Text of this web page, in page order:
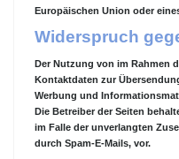
Europäischen Union oder
Widerspruch
Der Nutzung von im Rahmen
Kontaktdaten zur
Werbung und
Die Betreiber der Seiten
im Falle der unverlangten
durch Spam-E-Mails, vor.